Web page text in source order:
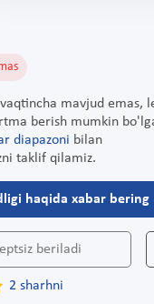
mavjud emas,
berish mumkin
diapazoni bilan
taklif qilamiz.
haqida xabar bering
beriladi
2 sharhni